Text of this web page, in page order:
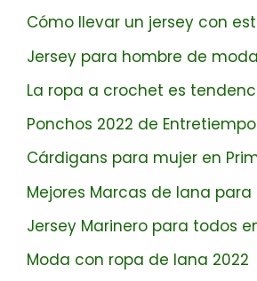
Cómo llevar un jersey con
Jersey para hombre de
La ropa a crochet es
Ponchos 2022 de Entretiempo
Cárdigans para mujer en
Mejores Marcas de lana para
Jersey Marinero para todos
Moda con ropa de lana 2022